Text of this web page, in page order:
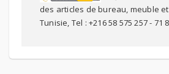
des articles de bureau, meuble
Tunisie, Tel : +216 58 575 257 - 71